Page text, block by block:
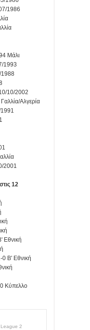
1986
Μάλι
1993
1988
10/2002
Αλγερία
2001
12
Εθνική
Β' Εθνική
Κύπελλο
2